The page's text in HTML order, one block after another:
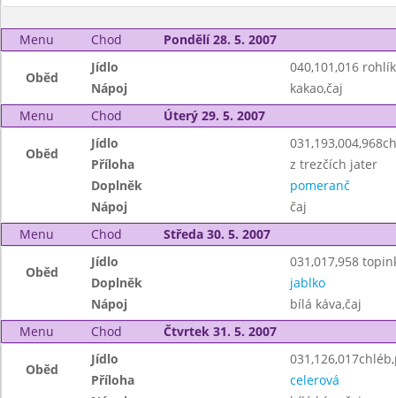
Menu Chod Pondělí 28. 5. 2007
Oběd
Jídlo
040,101,016
Nápoj
kakao,čaj
Menu
Chod Úterý 29. 5. 2007
Oběd
Jídlo
Příloha
z trezčích jater
Doplněk
pomeranč
Nápoj
čaj
Menu
Chod Středa 30. 5. 2007
Oběd
Jídlo
031,017,958
Doplněk
jablko
Nápoj
bílá káva,čaj
Menu
Chod Čtvrtek 31. 5. 2007
Oběd
Jídlo
Příloha
celerová